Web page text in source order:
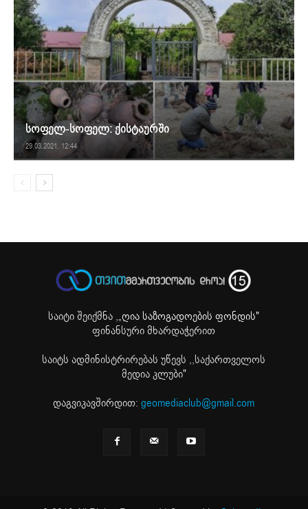
სოფელ-სოფელ: ქისტაურში
29.03.2021. 12:44
საიტი შეიქმნა ,„ღია საზოგადოების ფონდის"
ფინანსური მხარდაჭერით
საიტს ადმინისტრირებას უწევს ,,საქართველოს
მედია კლუბი"
დაგვიკავშირდით:geomediaclub@gmail.com